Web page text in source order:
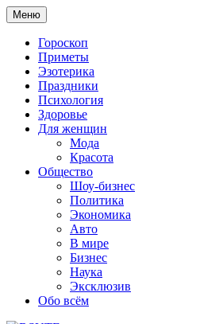
Меню
Гороскоп
Приметы
Эзотерика
Праздники
Психология
Здоровье
Для женщин
Мода
Красота
Общество
Шоу-бизнес
Политика
Экономика
Авто
В мире
Бизнес
Наука
Эксклюзив
Обо всём